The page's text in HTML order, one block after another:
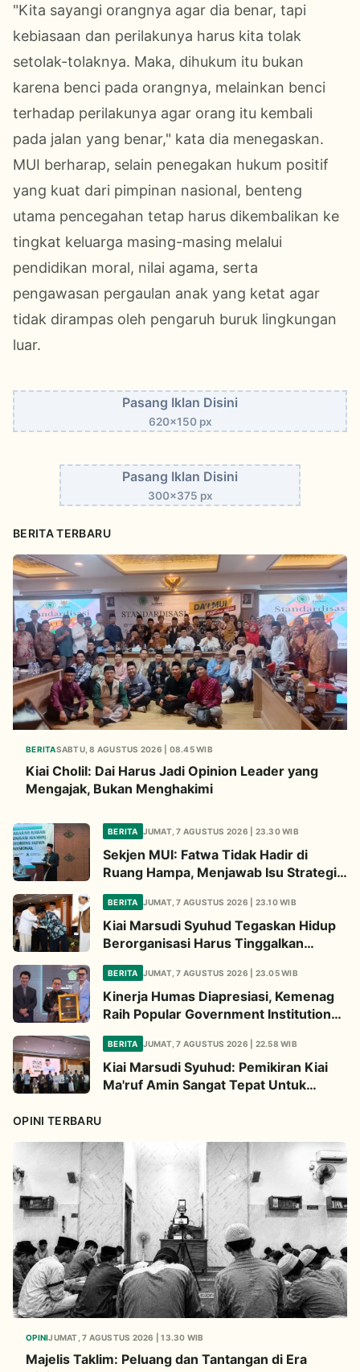
"Kita sayangi orangnya agar dia benar, tapi
kebiasaan dan perilakunya harus kita tolak
setolak-tolaknya. Maka, dihukum itu bukan
karena benci pada orangnya, melainkan benci
terhadap perilakunya agar orang itu kembali
pada jalan yang benar," kata dia menegaskan.
MUI berharap, selain penegakan hukum positif
yang kuat dari pimpinan nasional, benteng
utama pencegahan tetap harus dikembalikan ke
tingkat keluarga masing-masing melalui
pendidikan moral, nilai agama, serta
pengawasan pergaulan anak yang ketat agar
tidak dirampas oleh pengaruh buruk lingkungan
luar.
Pasang Iklan Disini
620x150 px
Pasang Iklan Disini
300x375 px
BERITA TERBARU
BERITASABTU, 8 AGUSTUS 2026 | 08.45 WIB
Kiai Cholil: Dai Harus Jadi Opinion Leader yang
Mengajak, Bukan Menghakimi
BERITA JUMAT, 7 AGUSTUS 2026 | 23.30 WIB
Sekjen MUI: Fatwa Tidak Hadir di
Ruang Hampa, Menjawab Isu Strategis
Bangsa
BERITA JUMAT, 7 AGUSTUS 2026 | 23.10 WIB
Kiai Marsudi Syuhud Tegaskan Hidup
Berorganisasi Harus Tinggalkan
Legacy Amal Saleh
BERITA JUMAT, 7 AGUSTUS 2026 | 23.05 WIB
Kinerja Humas Diapresiasi, Kemenag
Raih Popular Government Institutions
Award 2026
BERITA JUMAT, 7 AGUSTUS 2026 | 22.58 WIB
Kiai Marsudi Syuhud: Pemikiran Kiai
Ma'ruf Amin Sangat Tepat Untuk
OPINI TERBARU
OPINIJUMAT, 7 AGUSTUS 2026 | 13.30 WIB
Majelis Taklim: Peluang dan Tantangan di Era